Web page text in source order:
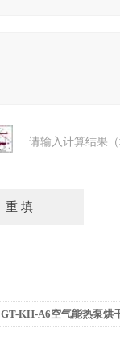
请输入计算结果
GT-KH-A6空气能热泵烘